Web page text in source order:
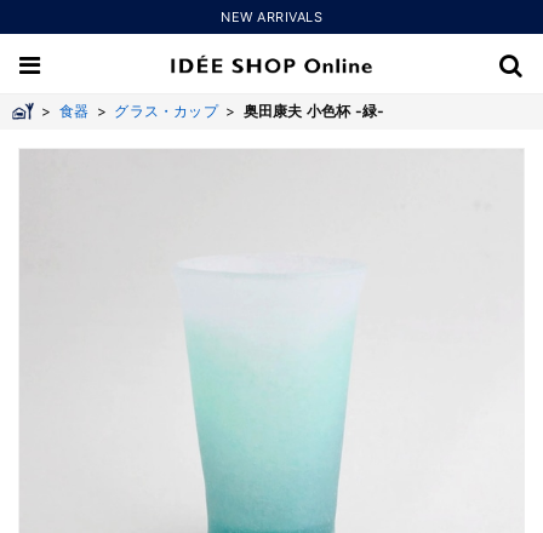
NEW ARRIVALS
> 食器 > グラス・カップ> 奥田康夫 小色杯 -緑-